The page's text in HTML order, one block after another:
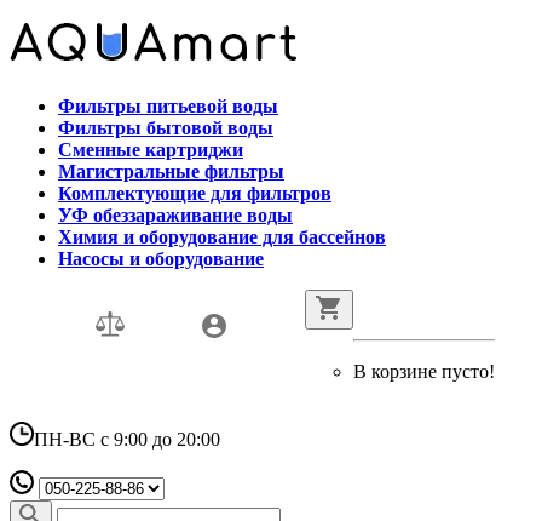
Фильтры питьевой воды
Фильтры бытовой воды
Сменные картриджи
Магистральные фильтры
Комплектующие для фильтров
УФ обеззараживание воды
Химия и оборудование для бассейнов
Насосы и оборудование
В корзине пусто!
ПН-ВС с 9:00 до 20:00